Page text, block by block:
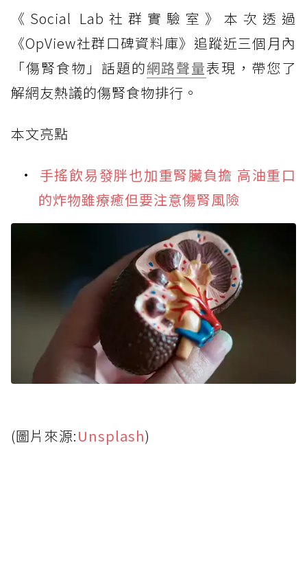
《Social Lab社群實驗室》本次透過
《OpView社群口碑資料庫》追蹤近三個月內
「傷腎食物」話題的網路聲量表現，帶您了
解網友熱議的傷腎食物排行。
本文亮點
手搖飲易發胖也加重腎臟負擔 高油重口
的炸物雖療癒但要注意傷腎風險
(圖片來源:Unsplash)